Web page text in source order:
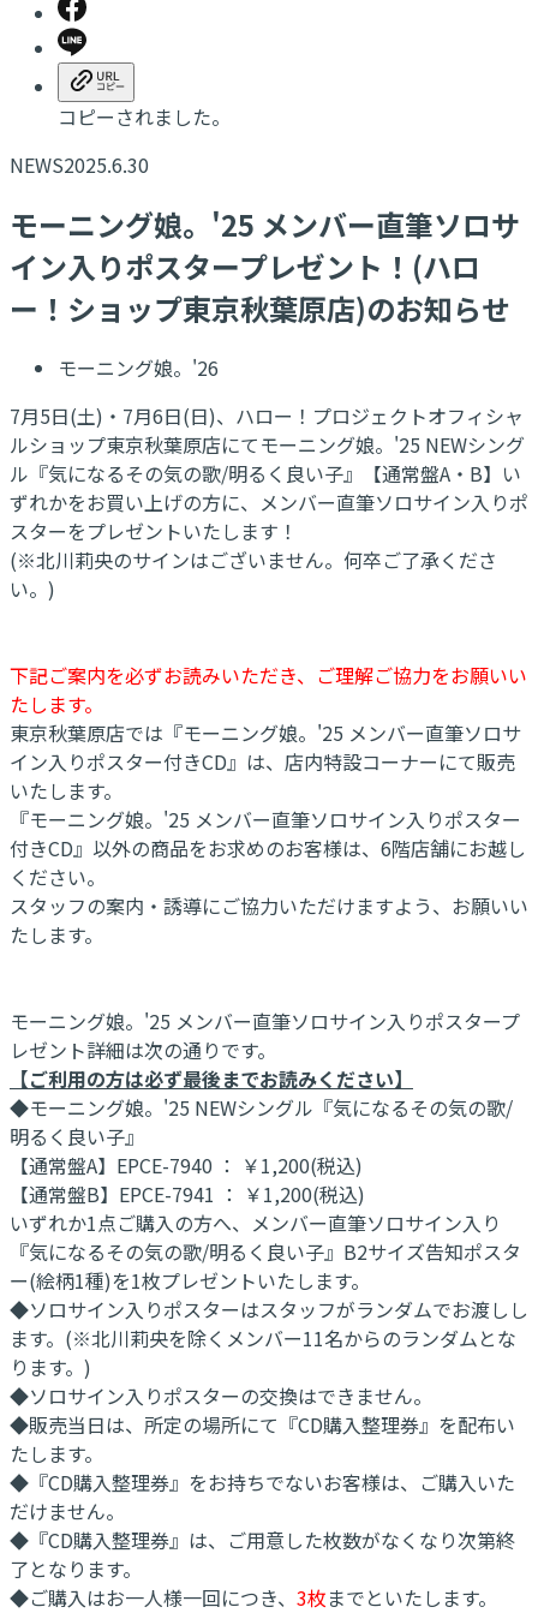
コピーされました。
NEWS2025.6.30
モーニング娘。'25 メンバー直筆ソロサ
イン入りポスタープレゼント！(ハロ
ー！ショップ東京秋葉原店)のお知らせ
モーニング娘。'26
7月5日(土)・7月6日(日)、ハロー！プロジェクトオフィシャ
ルショップ東京秋葉原店にてモーニング娘。'25 NEWシング
ル『気になるその気の歌/明るく良い子』【通常盤A・B】い
ずれかをお買い上げの方に、メンバー直筆ソロサイン入りポ
スターをプレゼントいたします！
(※北川莉央のサインはございません。何卒ご了承くださ
い。)
下記ご案内を必ずお読みいただき、ご理解ご協力をお願いい
たします。
東京秋葉原店では『モーニング娘。'25 メンバー直筆ソロサ
イン入りポスター付きCD』は、店内特設コーナーにて販売
いたします。
『モーニング娘。'25 メンバー直筆ソロサイン入りポスター
付きCD』以外の商品をお求めのお客様は、6階店舗にお越し
ください。
スタッフの案内・誘導にご協力いただけますよう、お願いい
たします。
モーニング娘。'25 メンバー直筆ソロサイン入りポスタープ
レゼント詳細は次の通りです。
【ご利用の方は必ず最後までお読みください】
◆モーニング娘。'25 NEWシングル『気になるその気の歌/
明るく良い子』
【通常盤A】EPCE-7940 ： ￥1,200(税込)
【通常盤B】EPCE-7941 ： ￥1,200(税込)
いずれか1点ご購入の方へ、メンバー直筆ソロサイン入り
『気になるその気の歌/明るく良い子』B2サイズ告知ポスタ
ー(絵柄1種)を1枚プレゼントいたします。
◆ソロサイン入りポスターはスタッフがランダムでお渡しし
ます。(※北川莉央を除くメンバー11名からのランダムとな
ります。)
◆ソロサイン入りポスターの交換はできません。
◆販売当日は、所定の場所にて『CD購入整理券』を配布い
たします。
◆『CD購入整理券』をお持ちでないお客様は、ご購入いた
だけません。
◆『CD購入整理券』は、ご用意した枚数がなくなり次第終
了となります。
◆ご購入はお一人様一回につき、 3枚までといたします。